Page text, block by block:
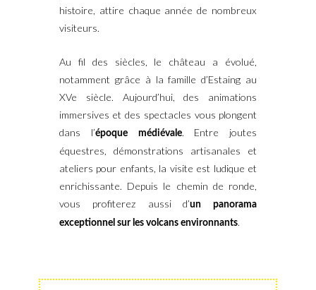
histoire, attire chaque année de nombreux
visiteurs.
Au fil des siècles, le château a évolué,
notamment grâce à la famille d’Estaing au
XVe siècle. Aujourd’hui, des animations
immersives et des spectacles vous plongent
dans l’époque médiévale. Entre joutes
équestres, démonstrations artisanales et
ateliers pour enfants, la visite est ludique et
enrichissante. Depuis le chemin de ronde,
vous profiterez aussi d’un panorama
exceptionnel sur les volcans environnants.